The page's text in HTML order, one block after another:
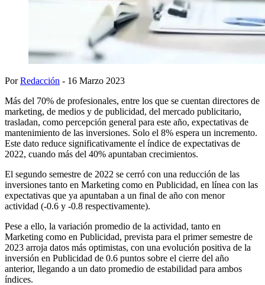
PorRedacción - 16 Marzo 2023
Más del 70% de profesionales, entre los que se cuentan directores de
marketing, de medios y de publicidad, del mercado publicitario,
trasladan, como percepción general para este año, expectativas de
mantenimiento de las inversiones. Solo el 8% espera un incremento.
Este dato reduce significativamente el índice de expectativas de
2022, cuando más del 40% apuntaban crecimientos.
El segundo semestre de 2022 se cerró con una reducción de las
inversiones tanto en Marketing como en Publicidad, en línea con las
expectativas que ya apuntaban a un final de año con menor
actividad (-0.6 y -0.8 respectivamente).
Pese a ello, la variación promedio de la actividad, tanto en
Marketing como en Publicidad, prevista para el primer semestre de
2023 arroja datos más optimistas, con una evolución positiva de la
inversión en Publicidad de 0.6 puntos sobre el cierre del año
anterior, llegando a un dato promedio de estabilidad para ambos
índices.